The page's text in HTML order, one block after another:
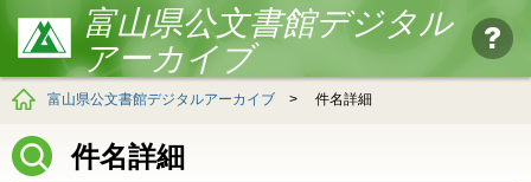
富山県公文書館デジタル
アーカイブ
富山県公文書館デジタルアーカイブ > 件名詳細
件名詳細